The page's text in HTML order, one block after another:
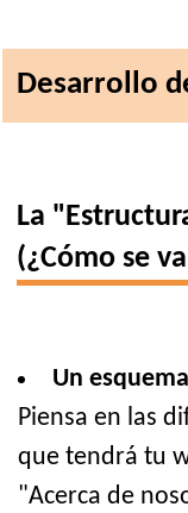
Desarrollo
La
(¿Cómo se
Un
Piensa en las
que tendrá tu
"Acerca de